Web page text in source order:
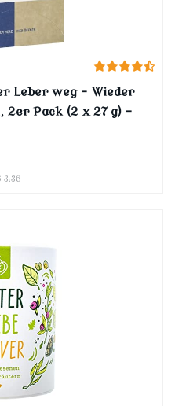
Leber weg – Wieder
2er Pack (2 x 27 g) –
3:36